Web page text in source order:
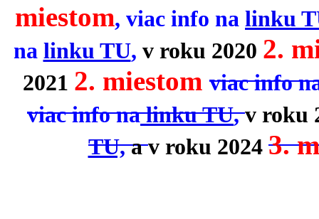
miestom, viac info na linku
na linku TU, v roku 2020 2.
2021 2. miestom viac info
viac info na linku TU,v roku
TU, av roku 2024 3.